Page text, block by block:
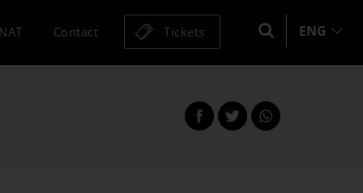
Contact Tickets ENG
Share
on
Share
on
this
page